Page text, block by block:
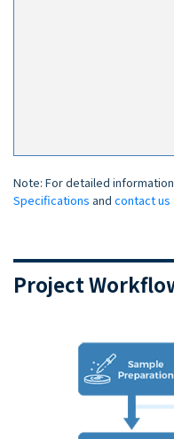
Note: For detailed
Specifications and contact us
Project